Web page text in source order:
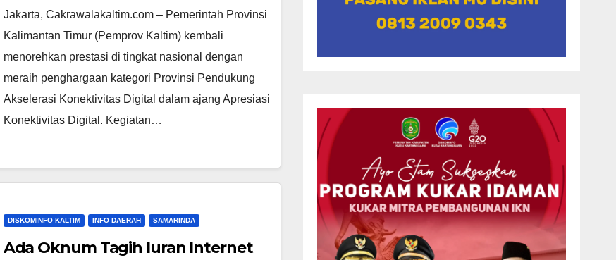
Pemerataan Internet Desa
Jakarta, Cakrawalakaltim.com – Pemerintah Provinsi
Kalimantan Timur (Pemprov Kaltim) kembali
menorehkan prestasi di tingkat nasional dengan
meraih penghargaan kategori Provinsi Pendukung
Akselerasi Konektivitas Digital dalam ajang Apresiasi
Konektivitas Digital. Kegiatan…
DISKOMINFO KALTIM INFO DAERAH SAMARINDA
Ada Oknum Tagih Iuran Internet